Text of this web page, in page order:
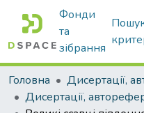
Фонди
та
зібрання
Головна